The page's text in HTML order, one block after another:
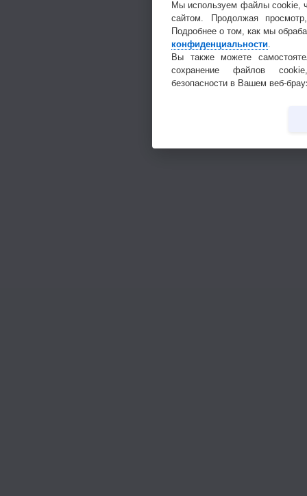
Мы используем файлы cookie,
сайтом. Продолжая
Подробнее о том, как мы
конфиденциальности.
Вы также можете
сохранение файлов
безопасности в Вашем веб-